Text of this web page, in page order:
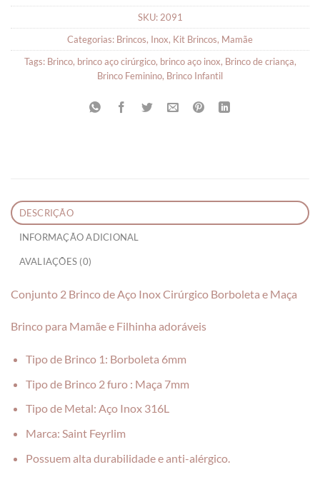
SKU: 2091
Categorias: Brincos, Inox, Kit Brincos, Mamãe
Tags: Brinco, brinco aço cirúrgico, brinco aço inox, Brinco de criança,
Brinco Feminino, Brinco Infantil
DESCRIÇÃO
INFORMAÇÃO ADICIONAL
AVALIAÇÕES (0)
Conjunto 2 Brinco de Aço Inox Cirúrgico Borboleta e Maça
Brinco para Mamãe e Filhinha adoráveis
Tipo de Brinco 1: Borboleta 6mm
Tipo de Brinco 2 furo : Maça 7mm
Tipo de Metal: Aço Inox 316L
Marca: Saint Feyrlim
Possuem alta durabilidade e anti-alérgico.